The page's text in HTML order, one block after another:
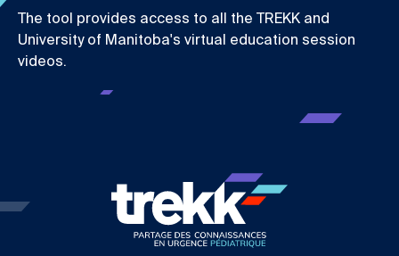
The tool provides access to all the TREKK and
University of Manitoba's virtual education session
videos.